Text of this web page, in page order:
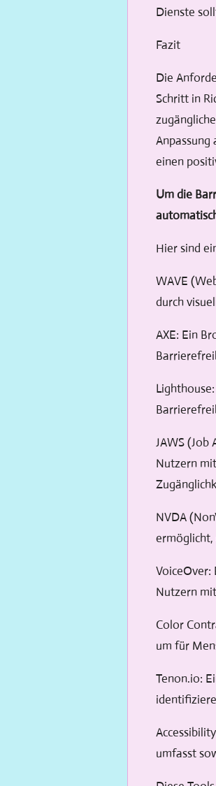
Dienste
Fazit
Die
Schritt in
einen
Um die
Hier sind
WAVE
durch
AXE: Ein
JAWS (Job
Nutzern
NVDA
ermöglicht,
VoiceOver:
Nutzern
Color
um für
Tenon.io:
umfasst